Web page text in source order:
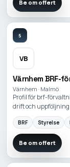
Be om offert
5
VB
Värnhem BRF-
Värnhem · Malmö
Profil för brf-
drift och uppföljning
BRF Styrelse
Be om offert